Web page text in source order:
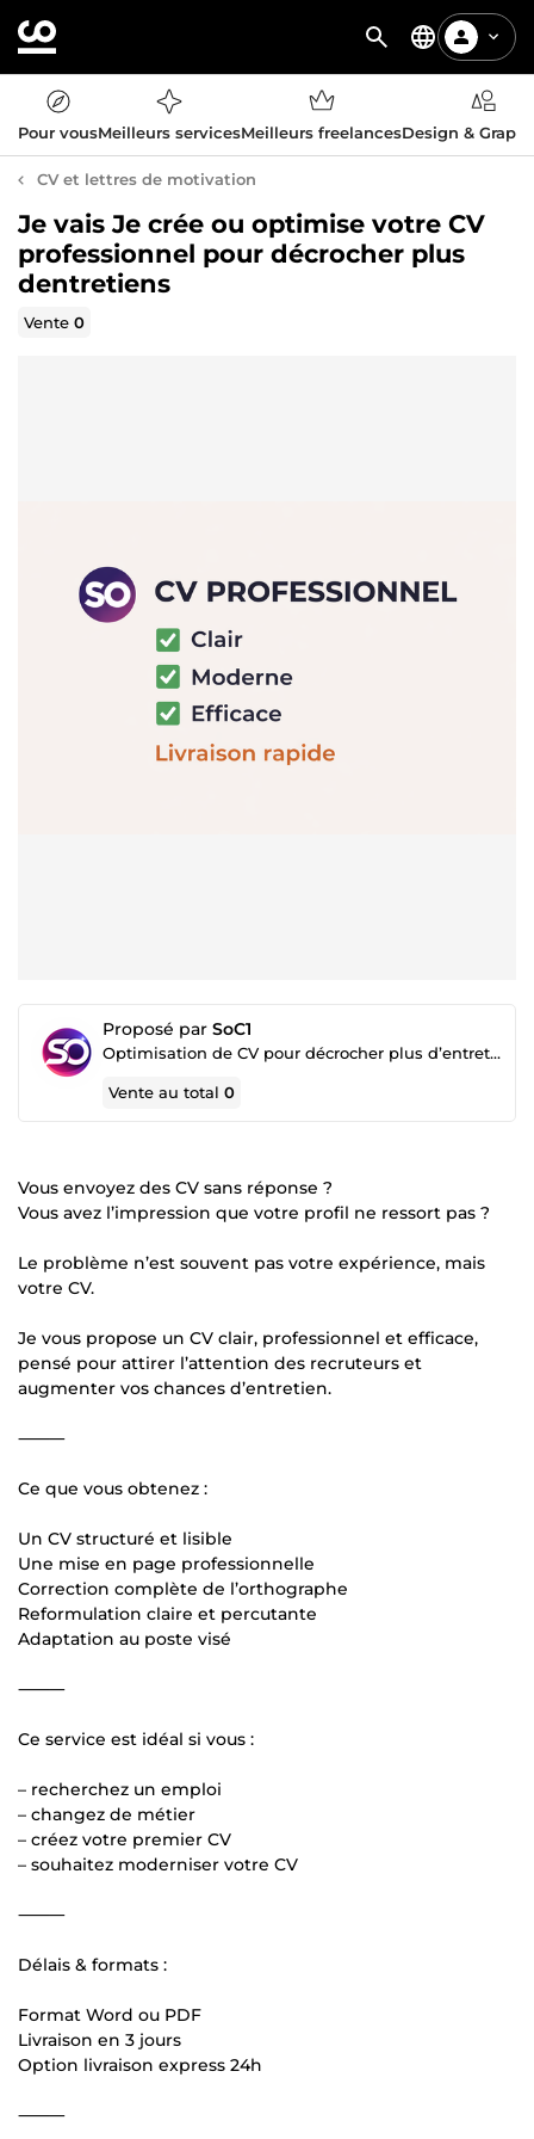
Pour vousMeilleurs servicesMeilleurs freelancesDesign &
CV et lettres de motivation
Je vais Je crée ou optimise votre CV
professionnel pour décrocher plus
dentretiens
Vente0
Proposé par SoC1
Optimisation de CV pour décrocher plus d’entretiens
Vente au total0
Vous envoyez des CV sans réponse ?
Vous avez l’impression que votre profil ne ressort pas ?
Le problème n’est souvent pas votre expérience, mais
votre CV.
Je vous propose un CV clair, professionnel et efficace,
pensé pour attirer l’attention des recruteurs et
augmenter vos chances d’entretien.
⸻
Ce que vous obtenez :
Un CV structuré et lisible
Une mise en page professionnelle
Correction complète de l’orthographe
Reformulation claire et percutante
Adaptation au poste visé
⸻
Ce service est idéal si vous :
– recherchez un emploi
– changez de métier
– créez votre premier CV
– souhaitez moderniser votre CV
⸻
Délais & formats :
Format Word ou PDF
Livraison en 3 jours
Option livraison express 24h
⸻